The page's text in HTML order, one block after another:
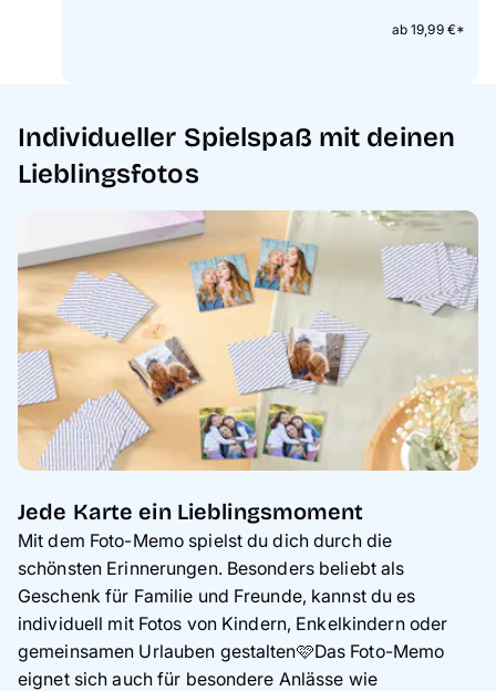
ab 19,99 €*
Individueller Spielspaß mit deinen
Lieblingsfotos
Jede Karte ein Lieblingsmoment
Mit dem Foto-Memo spielst du dich durch die
schönsten Erinnerungen. Besonders beliebt als
Geschenk für Familie und Freunde, kannst du es
individuell mit Fotos von Kindern, Enkelkindern oder
gemeinsamen Urlauben gestalten🩷Das Foto-Memo
eignet sich auch für besondere Anlässe wie